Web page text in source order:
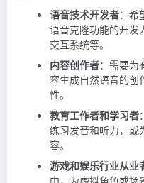
语音技术开发者：希
语音克隆功能的开发
交互系统等。
内容创作者：需要为
容生成自然语音的创
性。
教育工作者和学习者
练习发音和听力，或
容。
游戏和娱乐行业从业